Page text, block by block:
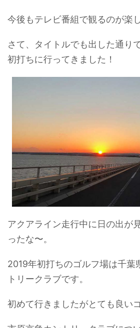
今後もテレビ番組で観るのが楽
さて、タイトルでも出した通り
初打ちに行ってきました！
アクアライン走行中に日の出が
ったな〜。
2019年初打ちのゴルフ場は千葉
トリークラブです。
初めて行きましたがとても良い